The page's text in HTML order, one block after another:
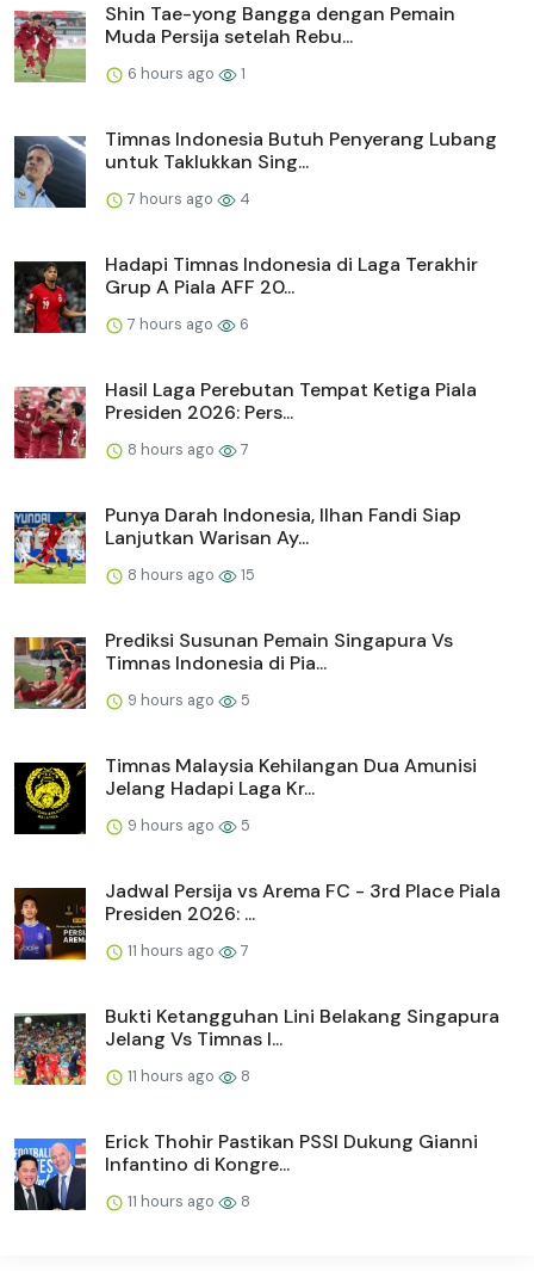
Shin Tae-yong Bangga dengan Pemain
Muda Persija setelah Rebu...
6 hours ago 1
Timnas Indonesia Butuh Penyerang Lubang
untuk Taklukkan Sing...
7 hours ago 4
Hadapi Timnas Indonesia di Laga Terakhir
Grup A Piala AFF 20...
7 hours ago 6
Hasil Laga Perebutan Tempat Ketiga Piala
Presiden 2026: Pers...
8 hours ago 7
Punya Darah Indonesia, Ilhan Fandi Siap
Lanjutkan Warisan Ay...
8 hours ago 15
Prediksi Susunan Pemain Singapura Vs
Timnas Indonesia di Pia...
9 hours ago 5
Timnas Malaysia Kehilangan Dua Amunisi
Jelang Hadapi Laga Kr...
9 hours ago 5
Jadwal Persija vs Arema FC - 3rd Place Piala
Presiden 2026: ...
11 hours ago 7
Bukti Ketangguhan Lini Belakang Singapura
Jelang Vs Timnas I...
11 hours ago 8
Erick Thohir Pastikan PSSI Dukung Gianni
Infantino di Kongre...
11 hours ago 8